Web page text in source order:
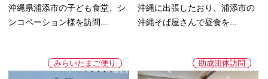
沖縄県浦添市の子ども食堂、シ
ンコペーション様を訪問...
沖縄に出張したおり、浦添市の
沖縄そば屋さんで昼食を...
みらいたまご便り 助成団体訪問